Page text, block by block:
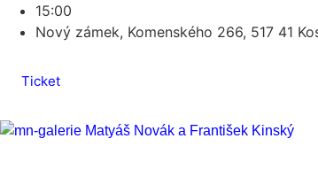
15:00
Nový zámek, Komenského 266, 517 41
Ticket